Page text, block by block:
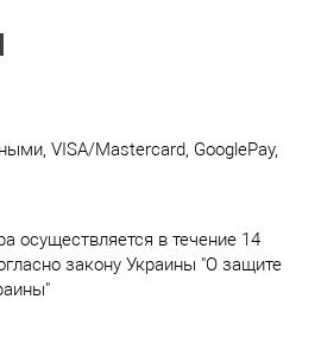
VISA/Mastercard, GooglePay,
осуществляется в течение 14
закону Украины "О защите